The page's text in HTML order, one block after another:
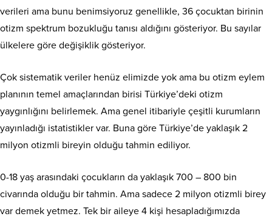
verileri ama bunu benimsiyoruz genellikle, 36 çocuktan birinin
otizm spektrum bozukluğu tanısı aldığını gösteriyor. Bu sayılar
ülkelere göre değişiklik gösteriyor.
Çok sistematik veriler henüz elimizde yok ama bu otizm eylem
planının temel amaçlarından birisi Türkiye’deki otizm
yaygınlığını belirlemek. Ama genel itibariyle çeşitli kurumların
yayınladığı istatistikler var. Buna göre Türkiye’de yaklaşık 2
milyon otizmli bireyin olduğu tahmin ediliyor.
0-18 yaş arasındaki çocukların da yaklaşık 700 – 800 bin
civarında olduğu bir tahmin. Ama sadece 2 milyon otizmli birey
var demek yetmez. Tek bir aileye 4 kişi hesapladığımızda